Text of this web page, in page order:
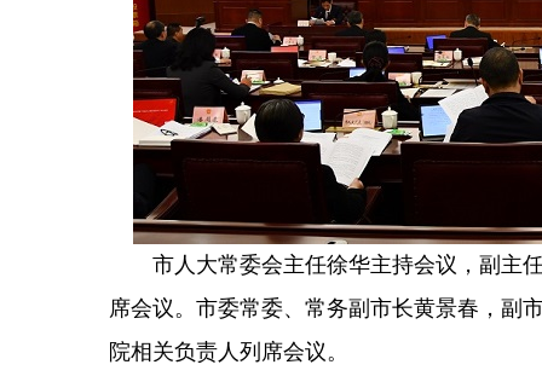
市人大常委会主任徐华主持会议，副主任
席会议。市委常委、常务副市长黄景春，副
院相关负责人列席会议。